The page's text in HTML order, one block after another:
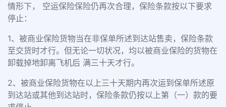
情形下， 空运保险保险仍再次合理，保险条款按以下要求
停止：
1、被商业保险货物当在非保单所述到达站售卖，保险条款
至交货时才行。但无论一切状况，均以被商业保险的货物在
卸载掉地卸离飞机后 满三十天才行。
2、被商业保险货物在以上三十天期内再次运到保单所述原
到达站或其他到达站时，保险条款仍按以上第（一）款的要